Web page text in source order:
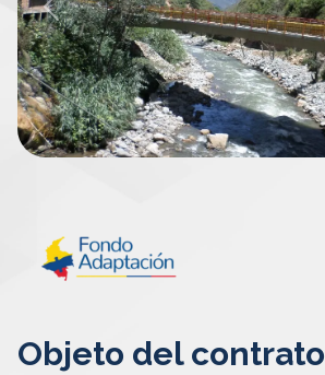
Previous
Objeto del contrato